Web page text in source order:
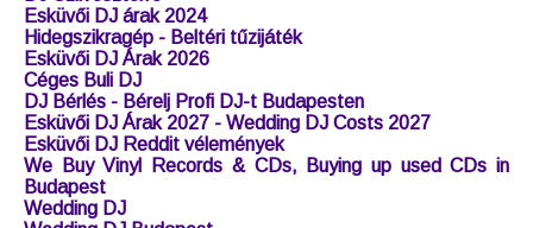
Esküvői DJ árak 2024
Hidegszikragép - Beltéri tűzijáték
Esküvői DJ Árak 2026
Céges Buli DJ
DJ Bérlés - Bérelj Profi DJ-t Budapesten
Esküvői DJ Árak 2027 - Wedding DJ Costs 2027
Esküvői DJ Reddit vélemények
We Buy Vinyl Records & CDs, Buying up used CDs in
Budapest
Wedding DJ